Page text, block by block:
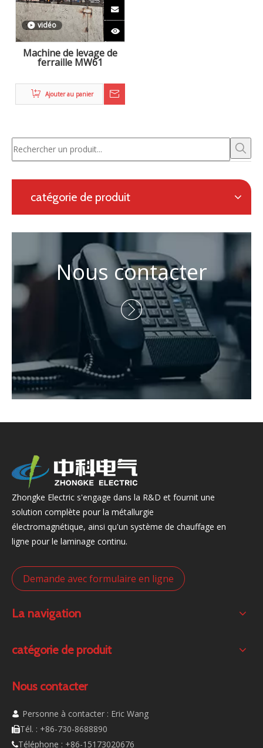
vidéo
Machine de levage de
ferraille MW61
Ajouter au panier
catégorie de produit
Nous contacter

Zhongke Electric s'engage dans la R&D et fournit une
solution complète pour la métallurgie
électromagnétique, ainsi qu'un système de chauffage en
ligne pour le laminage continu.
Demande avec formulaire en ligne
La navigation
catégorie de produit
Nous contacter
 Personne à contacter : Eric Wang
Tél. : +86-730-8688890
Téléphone : +86-15173020676